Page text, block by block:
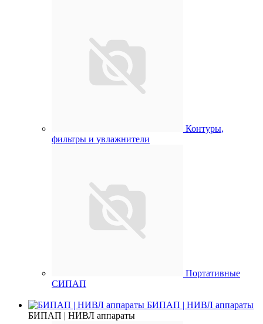
Контуры,
фильтры и увлажнители
Портативные
СИПАП
БИПАП | НИВЛ аппараты
БИПАП | НИВЛ аппараты